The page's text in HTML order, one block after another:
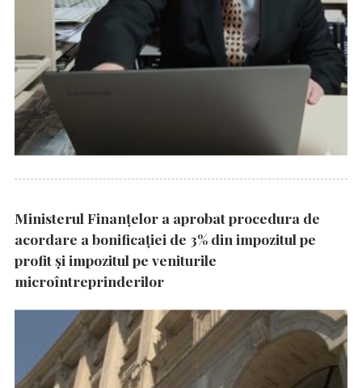
Ministerul Finanțelor a aprobat procedura de
acordare a bonificației de 3% din impozitul pe
profit și impozitul pe veniturile
microîntreprinderilor